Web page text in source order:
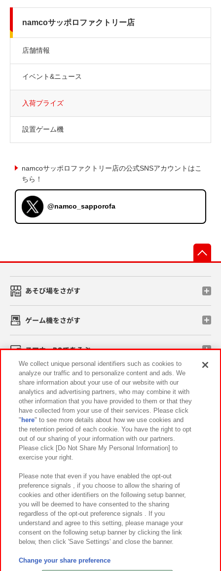
namcoサッポロファクトリー店
店舗情報
イベント&ニュース
入荷プライズ
設置ゲーム機
namcoサッポロファクトリー店の公式SNSアカウントはこ
ちら！
@namco_sapporofa
あそび場をさがす
ゲーム機をさがす
スマホ・PCであそぶ
イベント・キャンペーン
関連会社 サステナビリティ サイトポリシー
プライバシーポリシー ウェブアクセシビリティ方針と検証結果
お取引先さまとともに
カスタマーハラスメント対応方針 よくあるご質問・お問い合わせ
©Bandai Namco Amusement Inc.
©Bandai Namco Amusement Lab Inc.
We collect unique personal identifiers such as cookies to
analyze our traffic and to personalize content and ads. We
share information about your use of our website with our
analytics and advertising partners, who may combine it with
other information that you have provided to them or that they
have collected from your use of their services. Please click
" here" to see more details about how we use cookies and
the retention period of each cookie. You have the right to opt
out of our sharing of your information with our partners.
Please click [Do Not Share My Personal Information] to
exercise your right.
Please note that even if you have enabled the opt-out
preference signals , if you choose to allow the sharing of
cookies and other identifiers on the following setup banner,
you will be deemed to have consented to the sharing
regardless of the opt-out preference signals . If you
understand and agree to this setting, please manage your
consent on the following setup banner by clicking the link
below, then click 'Save Settings' and close the banner.
Change your share preference